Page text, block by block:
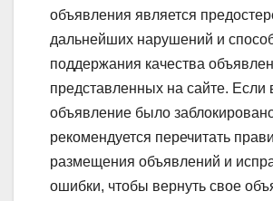
объявления является
дальнейших нарушений и
поддержания качества
представленных на сайте. Если
объявление было
рекомендуется перечитать
размещения объявлений и
ошибки, чтобы вернуть свое